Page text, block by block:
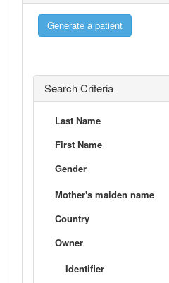
Search Criteria
Last Name
First Name
Gender
Mother's maiden name
Country
Owner
Identifier